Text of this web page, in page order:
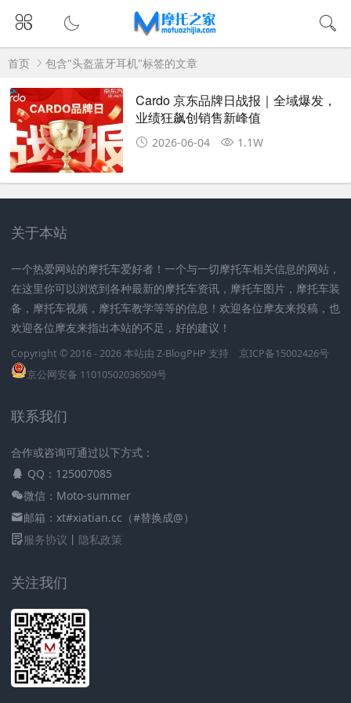
首页 包含"头盔蓝牙耳机"标签的文章
Cardo 京东品牌日战报｜全域爆发，
业绩狂飙创销售新峰值
2026-06-04 1.1W
关于本站
一个热爱网站的摩托车爱好者！一个与一切摩托车相关信息的网站，
在这里你可以浏览到各种最新的摩托车资讯，摩托车图片，摩托车装
备，摩托车视频，摩托车教学等等的信息！欢迎各位摩友来投稿，也
欢迎各位摩友来指出本站的不足，好的建议！
Copyright © 2016 - 2026 本站由 Z-BlogPHP 支持
京ICP备15002426号
京公网安备 11010502036509号
联系我们
合作或咨询可通过以下方式：
QQ：125007085
微信：Moto-summer
邮箱：xt#xiatian.cc（#替换成@）
服务协议 丨 隐私政策
关注我们